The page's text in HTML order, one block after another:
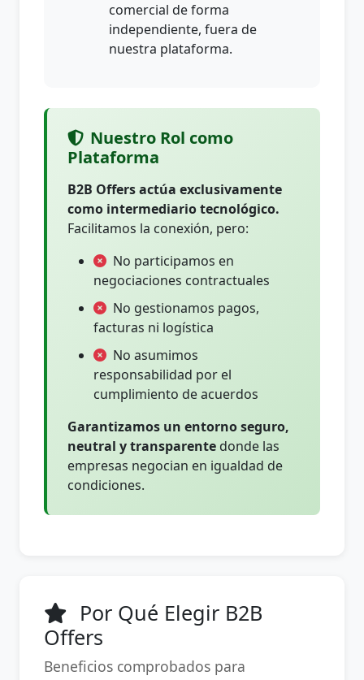
comercial de forma
independiente, fuera de
nuestra plataforma.
Nuestro Rol como
Plataforma
B2B Offers actúa exclusivamente
como intermediario tecnológico.
Facilitamos la conexión, pero:
No participamos en
negociaciones contractuales
No gestionamos pagos,
facturas ni logística
No asumimos
responsabilidad por el
cumplimiento de acuerdos
Garantizamos un entorno seguro,
neutral y transparente donde las
empresas negocian en igualdad de
condiciones.
Por Qué Elegir B2B
Offers
Beneficios comprobados para